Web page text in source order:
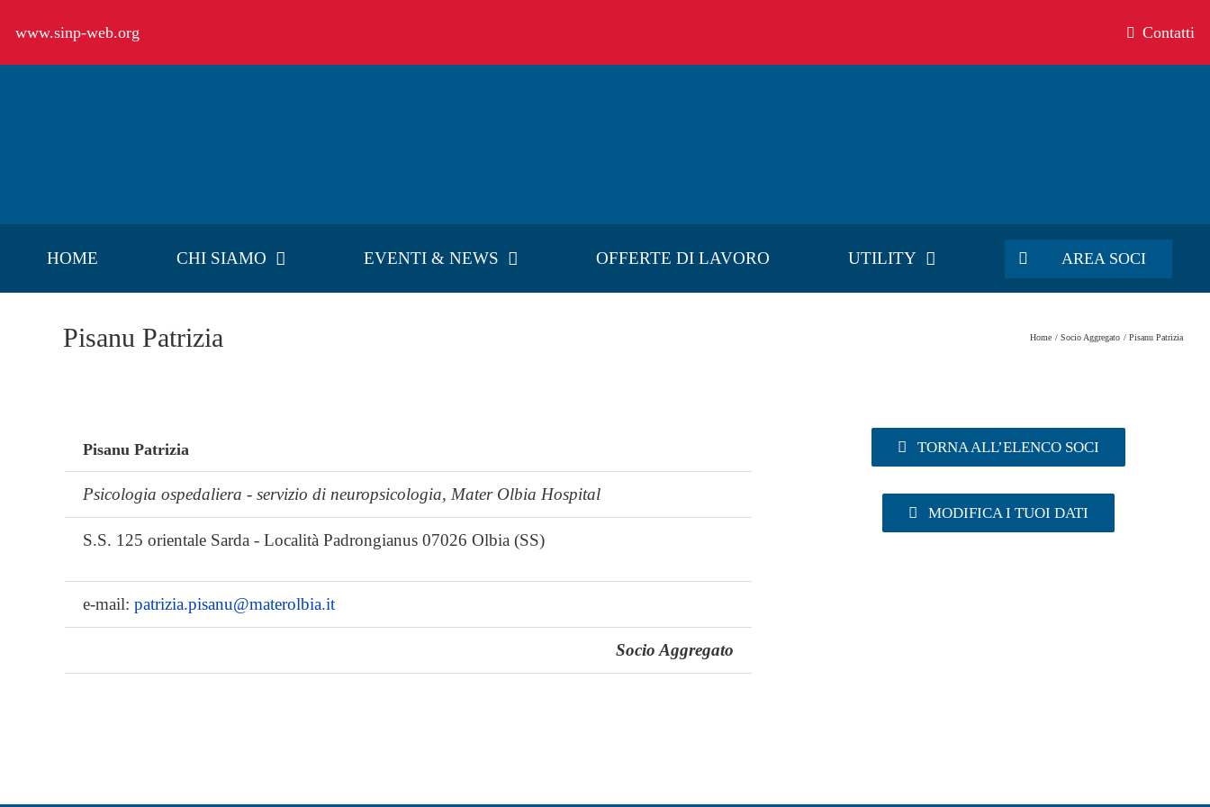
contenuto
www.sinp-web.org Contatti
HOME CHI SIAMO EVENTI & NEWS OFFERTE DI LAVORO UTILITY AREA SOCI
Pisanu Patrizia Home Socio Aggregato Pisanu Patrizia
Pisanu Patrizia
Psicologia ospedaliera - servizio di neuropsicologia, Mater Olbia Hospital
S.S. 125 orientale Sarda - Località Padrongianus 07026 Olbia (SS)
e-mail: patrizia.pisanu@materolbia.it
Socio Aggregato
TORNA ALL’ELENCO SOCI
MODIFICA I TUOI DATI